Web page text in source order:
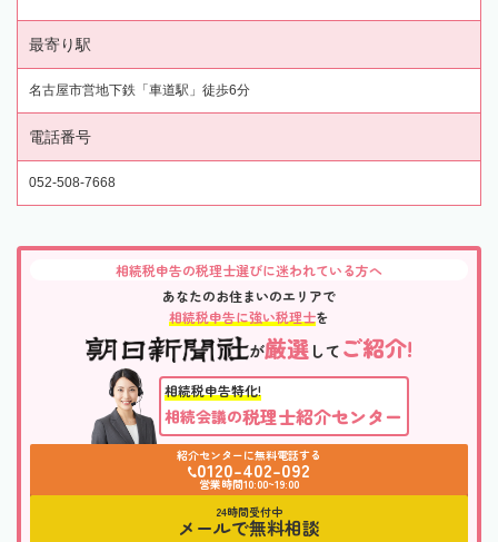
最寄り駅
名古屋市営地下鉄「車道駅」徒歩6分
電話番号
052-508-7668
相続税申告の税理士選びに迷われている方へ
あなたのお住まいのエリアで
相続税申告に強い税理士を
が厳選して ご紹介!
相続税申告特化!
相続会議の税理士紹介センター
紹介センターに無料電話する
0120-402-092
営業時間10:00~19:00
24時間受付中
メールで無料相談